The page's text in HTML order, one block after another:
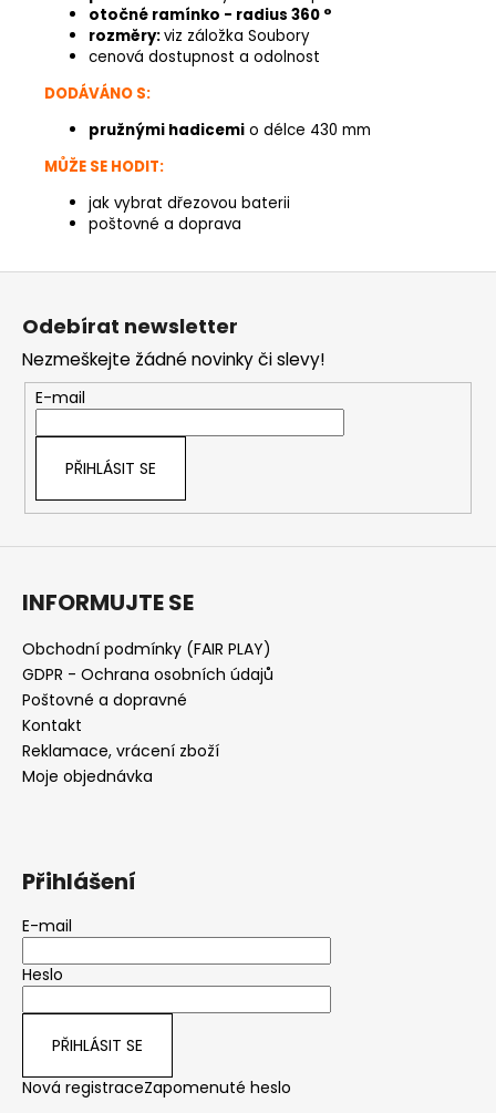
otočné ramínko - radius 360 °
rozměry:viz záložka Soubory
cenová dostupnost a odolnost
DODÁVÁNO S:
pružnými hadicemi o délce 430 mm
MŮŽE SE HODIT:
jak vybrat dřezovou baterii
poštovné a doprava
Z
Odebírat newsletter
Nezmeškejte žádné novinky či slevy!
E-mail
PŘIHLÁSIT SE
INFORMUJTE SE
Obchodní podmínky (FAIR PLAY)
GDPR - Ochrana osobních údajů
Poštovné a dopravné
Kontakt
Reklamace, vrácení zboží
Moje objednávka
Přihlášení
E-mail
Heslo
PŘIHLÁSIT SE
Nová registraceZapomenuté heslo